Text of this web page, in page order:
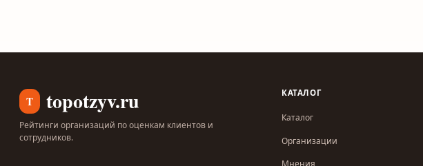
T topotzyv.ru
Рейтинги организаций по оценкам клиентов и
сотрудников.
КАТАЛОГ
Каталог
Организации